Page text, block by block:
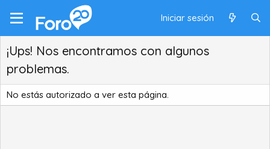
Iniciar sesión
¡Ups! Nos encontramos con algunos
problemas.
No estás autorizado a ver esta página.